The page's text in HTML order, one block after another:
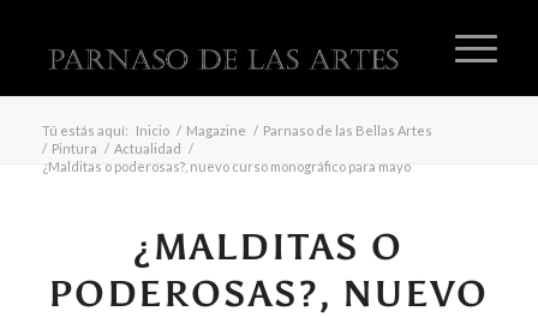
Tú estás aquí: Inicio / Magazine / Parnaso de las Bellas Artes
/ Pintura / Actualidad /
¿Malditas o poderosas?, nuevo curso monográfico para mayo
¿MALDITAS O
PODEROSAS?, NUEVO